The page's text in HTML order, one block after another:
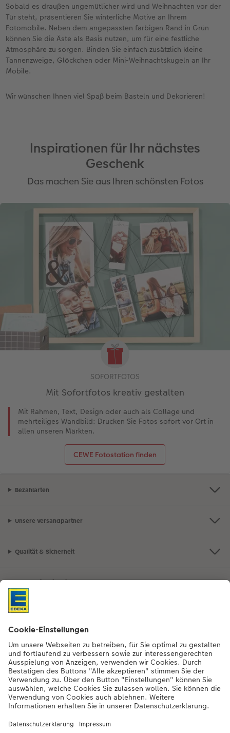
Sobald es draußen ungemütlicher wird und Weihnachten vor der
Tür steht, präsentieren Sie winterliche Motive an Ihrem
Fotomobile. Neben dem angepassten farbigen Rand in Grün
können Sie die Äste als Basis nutzen, um für eine festliche
Atmosphäre zu sorgen. Binden Sie einfach zusätzlich kleine
Tannenzweige, Glöckchen oder Mini-Weihnachtskugeln an Ihr
Mobile.
Wir wünschen Ihnen viel Spaß beim Basteln und Dekorieren!
Inspirationen für Ihr nächstes
Geschenk
Das machen Sie aus Ihren schönsten Fotos
SOFORTFOTOS
Mit Sofortfotos kreativ gestalten
Mit Rahmen, Text, Design oder auch als Collage und
mehrteiliges Wandbild: Drucken Sie Fotos sofort vor Ort in
allen unseren Märkten.
CEWE Fotostation finden
Bezahlarten
Unsere Versandpartner
Qualität & Sicherheit
Nachhaltigkeit bei CEWE
Mein Fotoservice
Informationen
Sortiment
Inspirationen